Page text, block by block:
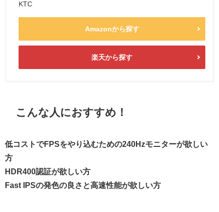
KTC
Amazonから探す
楽天から探す
こんな人におすすめ！
低コストでFPSをやり込むための240Hzモニターが欲しい
方
HDR400認証が欲しい方
Fast IPSの発色の良さと高速性能が欲しい方